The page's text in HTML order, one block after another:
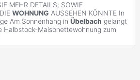
MEHR DETAILS; SOWIE
WOHNUNG AUSSEHEN KÖNNTE In
Am Sonnenhang in Übelbach gelangt
Halbstock-Maisonettewohnung zum